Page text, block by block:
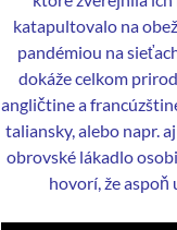
katapultovalo na
pandémiou na
dokáže celkom
angličtine a
taliansky, alebo napr.
obrovské lákadlo
hovorí, že